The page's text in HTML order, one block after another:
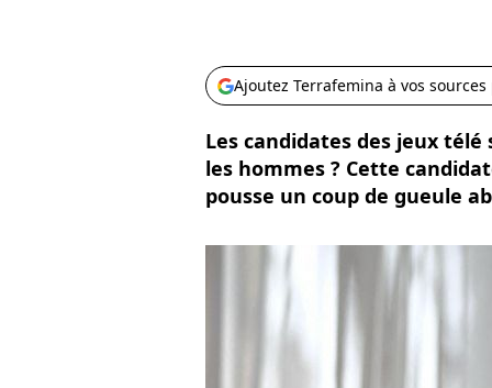
Ajoutez Terrafemina à vos
Les candidates des jeux
les hommes ? Cette
pousse un coup de gueule